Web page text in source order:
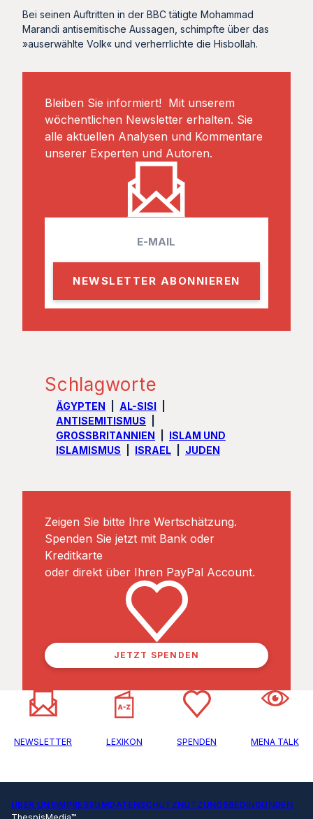
Bei seinen Auftritten in der BBC tätigte Mohammad
Marandi antisemitische Aussagen, schimpfte über das
»auserwählte Volk« und verherrlichte die Hisbollah.
Bleiben Sie informiert! Mit unserem
wöchentlichen Newsletter erhalten. Sie
alle aktuellen Analysen und Kommentare
unserer Experten und Autoren.
a
l
Schlagworte
ÄGYPTEN
AL-SISI
ANTISEMITISMUS
GROSSBRITANNIEN
ISLAM UND
ISLAMISMUS
ISRAEL JUDEN
Zeigen Sie bitte Ihre Wertschätzung.
Spenden Sie jetzt mit Bank oder
Kreditkarte
oder direkt über Ihren PayPal Account.
JETZT SPENDEN
NEWSLETTER LEXIKON SPENDEN MENA TALK
ÜBER UNSIMPRESSUMDATENSCHUTZNUTZUNGSBEDINGUNGEN